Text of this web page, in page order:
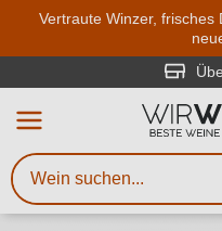
Vertraute Winzer,
Weinsuche
Mindestens 3
Beschreiben
Sie suchen –